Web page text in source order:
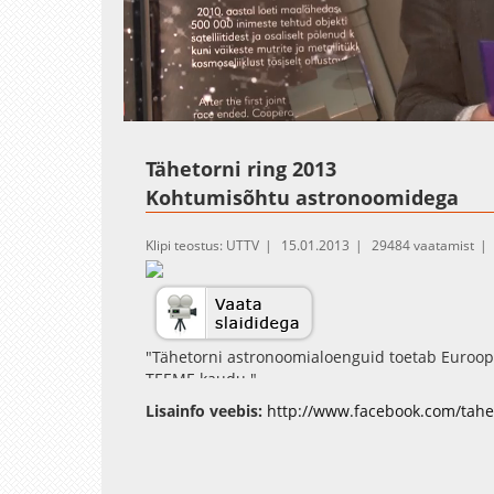
UnmuteLoaded:
1.17%
Tähetorni ring 2013
Kohtumisõhtu astronoomidega
Klipi teostus: UTTV 15.01.2013 29484 vaatamist
"Tähetorni astronoomialoenguid toetab
TEEME kaudu."
"Kohtumisõhtu astronoomidega on
küsimused näiteks selle kohta, kas esimene
Lisainfo veebis: http://www.facebook.com/